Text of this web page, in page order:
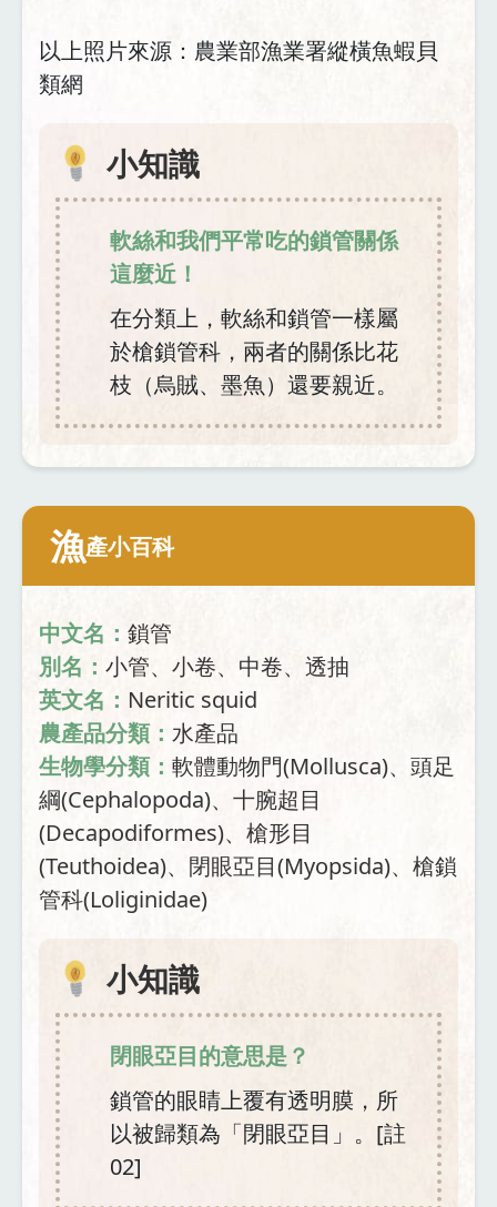
以上照片來源：農業部漁業署縱橫魚蝦貝
類網
小知識
軟絲和我們平常吃的鎖管關係
這麼近！
在分類上，軟絲和鎖管一樣屬
於槍鎖管科，兩者的關係比花
枝（烏賊、墨魚）還要親近。
漁產小百科
中文名： 鎖管
別名： 小管、小卷、中卷、透抽
英文名： Neritic squid
農產品分類： 水產品
生物學分類： 軟體動物門(Mollusca)、頭足
綱(Cephalopoda)、十腕超目
(Decapodiformes)、槍形目
(Teuthoidea)、閉眼亞目(Myopsida)、槍鎖
管科(Loliginidae)
小知識
閉眼亞目的意思是？
鎖管的眼睛上覆有透明膜，所
以被歸類為「閉眼亞目」。[註
02]